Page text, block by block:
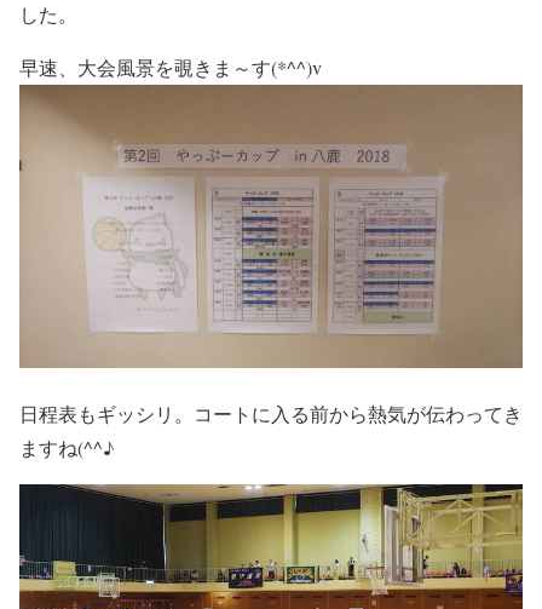
した。
早速、大会風景を覗きま～す(*^^)v
日程表もギッシリ。コートに入る前から熱気が伝わってき
ますね(^^♪